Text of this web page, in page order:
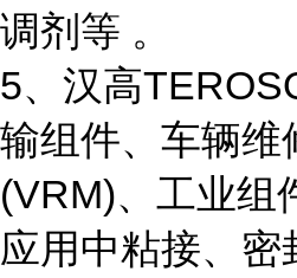
调剂等 。
5、汉高
输组件、车辆维
(VRM)、工业组
应用中粘接、密